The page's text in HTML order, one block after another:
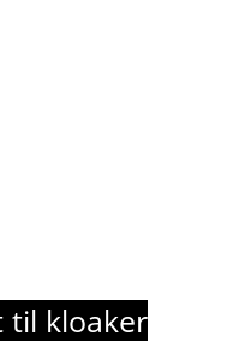
til kloaker